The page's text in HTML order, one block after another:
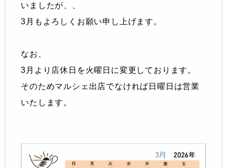
いましたが、、
3月もよろしくお願い申し上げます。
なお、
3月より店休日を火曜日に変更しております。
そのためマルシェ出店でなければ日曜日は営業
いたします。